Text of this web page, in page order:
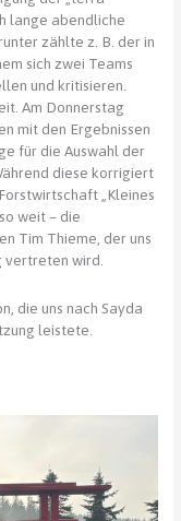
lange abendliche
zählte z. B. der in
sich zwei Teams
und kritisieren.
Am Donnerstag
mit den Ergebnissen
für die Auswahl der
diese korrigiert
„Kleines
weit – die
Tim Thieme, der uns
vertreten wird.
die uns nach Sayda
leistete.